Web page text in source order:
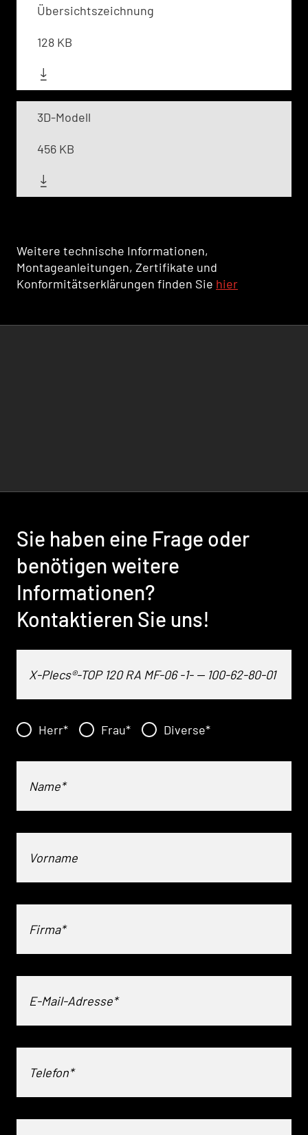
Übersichtszeichnung
128 KB
3D-Modell
456 KB
Weitere technische Informationen,
Montageanleitungen, Zertifikate und
Konformitätserklärungen finden Sie hier
Sie haben eine Frage oder
benötigen weitere
Informationen?
Kontaktieren Sie uns!
Herr* Frau* Diverse*